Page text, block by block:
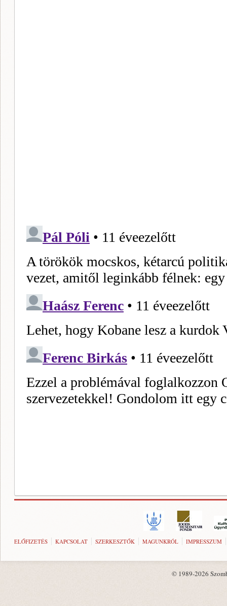
ELŐFIZETÉS KAPCSOLAT SZERKESZTŐK MAGUNKRÓL IMPRESSZUM
© 1989-2026